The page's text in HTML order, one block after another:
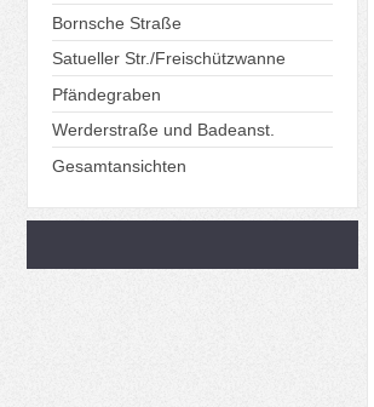
Bornsche Straße
Satueller Str./Freischützwanne
Pfändegraben
Werderstraße und Badeanst.
Gesamtansichten